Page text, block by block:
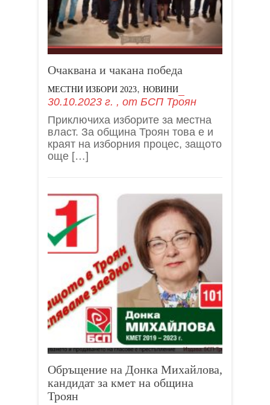
Очаквана и чакана победа
МЕСТНИ ИЗБОРИ 2023, НОВИНИ
30.10.2023 г. , от БСП Троян
Приключиха изборите за местна
власт. За община Троян това е и
краят на изборния процес, защото
още […]
Обръщение на Донка Михайлова,
кандидат за кмет на община
Троян